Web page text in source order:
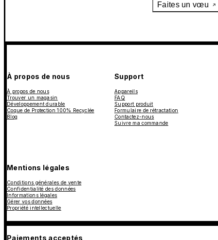
Faites un vœu
À propos de nous
À propos de nous
Trouver un magasin
Développement durable
Coque de Protection 100% Recyclée
Blog
Support
Appareils
FAQ
Support produit
Formulaire de rétractation
Contactez-nous
Suivre ma commande
Mentions légales
Conditions générales de vente
Confidentialité des données
Informations légales
Gérer vos données
Propriété intellectuelle
Paiements acceptés